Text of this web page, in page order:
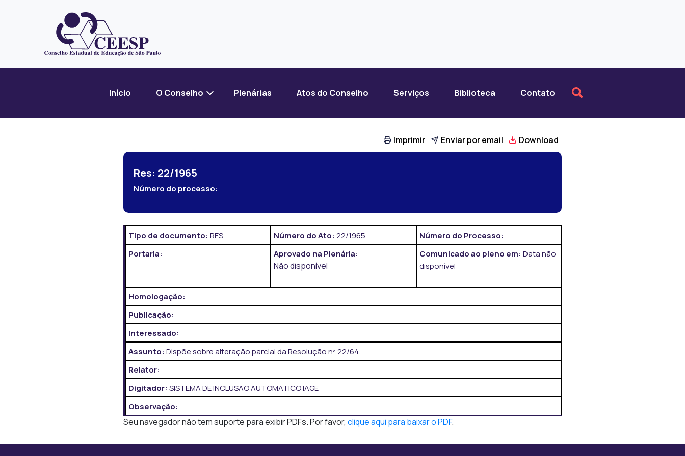
Início O Conselho Plenárias Atos do Conselho Serviços Biblioteca Contato
Imprimir Enviar por email Download
Res: 22/1965
Número do processo:
Tipo de documento: RES Número do Ato: 22/1965
Número do Processo:
Portaria:
Aprovado na Plenária:
Não disponível
Comunicado ao pleno em: Data não
disponível
Homologação:
Publicação:
Interessado:
Assunto: Dispõe sobre alteração parcial da Resolução nº 22/64.
Relator:
Digitador: SISTEMA DE INCLUSAO AUTOMATICO IAGE
Observação:
Seu navegador não tem suporte para exibir PDFs. Por favor, clique aqui para baixar o PDF.